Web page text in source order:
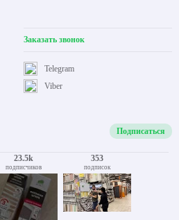
Заказать звонок
Viber
Telegram
Подписаться
23.5k
подписчиков
353
подписок